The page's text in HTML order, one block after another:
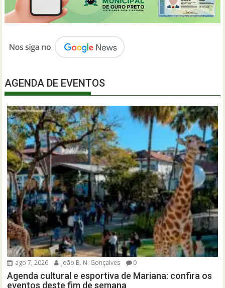
AGENDA DE EVENTOS
ago 7, 2026 João B. N. Gonçalves 0
Agenda cultural e esportiva de Mariana: confira os
eventos deste fim de semana